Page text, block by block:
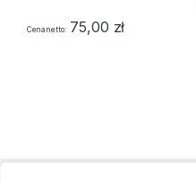
Cena netto 75,00 zł